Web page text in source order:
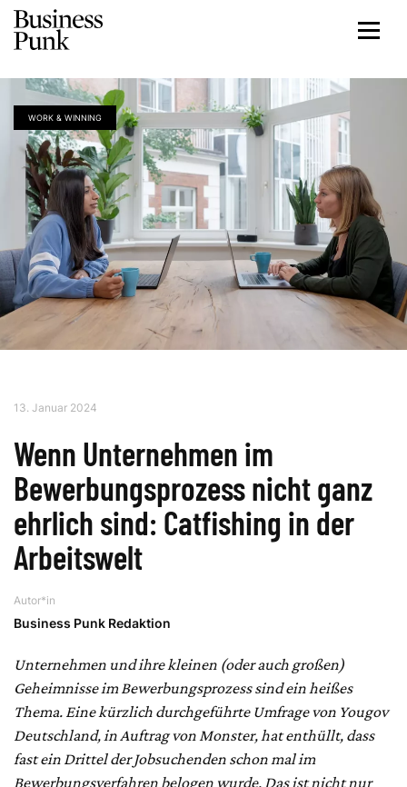
WORK & WINNING
13. Januar 2024
Wenn Unternehmen im
Bewerbungsprozess nicht ganz
ehrlich sind: Catfishing in der
Arbeitswelt
Autor*in
Business Punk Redaktion
Unternehmen und ihre kleinen (oder auch großen)
Geheimnisse im Bewerbungsprozess sind ein heißes
Thema. Eine kürzlich durchgeführte Umfrage von Yougov
Deutschland, in Auftrag von Monster, hat enthüllt, dass
fast ein Drittel der Jobsuchenden schon mal im
Bewerbungsverfahren belogen wurde. Das ist nicht nur